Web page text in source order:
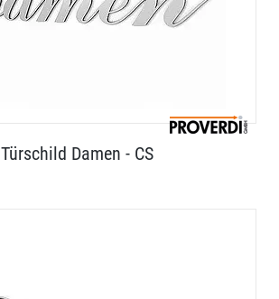
Türschild Damen - CS